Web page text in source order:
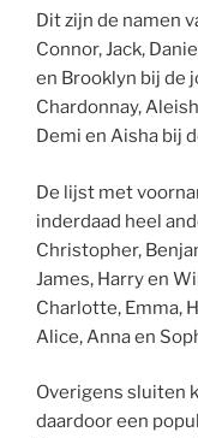
Dit zijn de namen
Connor, Jack,
en Brooklyn bij de
Chardonnay,
Demi en Aisha bij
De lijst met
inderdaad heel
Christopher,
James, Harry en
Charlotte, Emma,
Alice, Anna en
Overigens sluiten
daardoor een